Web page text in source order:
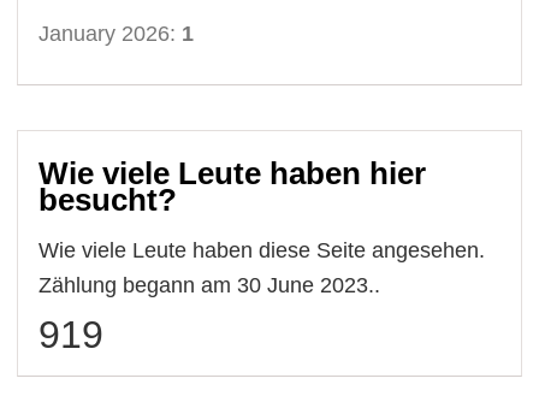
January 2026: 1
Wie viele Leute haben hier
besucht?
Wie viele Leute haben diese Seite angesehen.
Zählung begann am 30 June 2023..
919